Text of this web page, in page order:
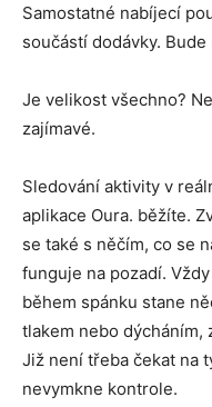
Samostatné nabíjecí
součástí dodávky.
Je velikost všechno?
zajímavé.
Sledování aktivity v
aplikace Oura. běžíte.
se také s něčím, co se
funguje na pozadí.
během spánku stane
tlakem nebo dýcháním,
Již není třeba čekat na
nevymkne kontrole.